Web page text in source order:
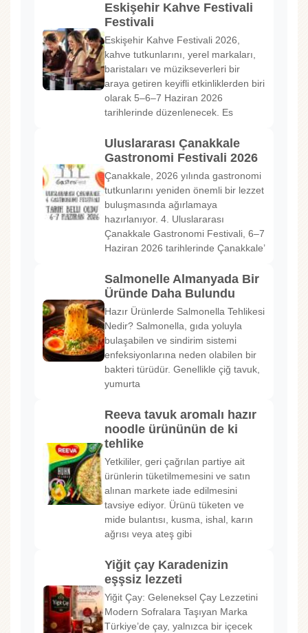
Eskişehir Kahve Festivali
Festivali
Eskişehir Kahve Festivali 2026,
kahve tutkunlarını, yerel markaları,
baristaları ve müzikseverleri bir
araya getiren keyifli etkinliklerden biri
olarak 5–6–7 Haziran 2026
tarihlerinde düzenlenecek. Es
Uluslararası Çanakkale
Gastronomi Festivali 2026
Çanakkale, 2026 yılında gastronomi
tutkunlarını yeniden önemli bir lezzet
buluşmasında ağırlamaya
hazırlanıyor. 4. Uluslararası
Çanakkale Gastronomi Festivali, 6–7
Haziran 2026 tarihlerinde Çanakkale’
Salmonelle Almanyada Bir
Üründe Daha Bulundu
Hazır Ürünlerde Salmonella Tehlikesi
Nedir? Salmonella, gıda yoluyla
bulaşabilen ve sindirim sistemi
enfeksiyonlarına neden olabilen bir
bakteri türüdür. Genellikle çiğ tavuk,
yumurta
Reeva tavuk aromalı hazır
noodle ürününün de ki
tehlike
Yetkililer, geri çağrılan partiye ait
ürünlerin tüketilmemesini ve satın
alınan markete iade edilmesini
tavsiye ediyor. Ürünü tüketen ve
mide bulantısı, kusma, ishal, karın
ağrısı veya ateş gibi
Yiğit çay Karadenizin
eşşsiz lezzeti
Yiğit Çay: Geleneksel Çay Lezzetini
Modern Sofralara Taşıyan Marka
Türkiye’de çay, yalnızca bir içecek